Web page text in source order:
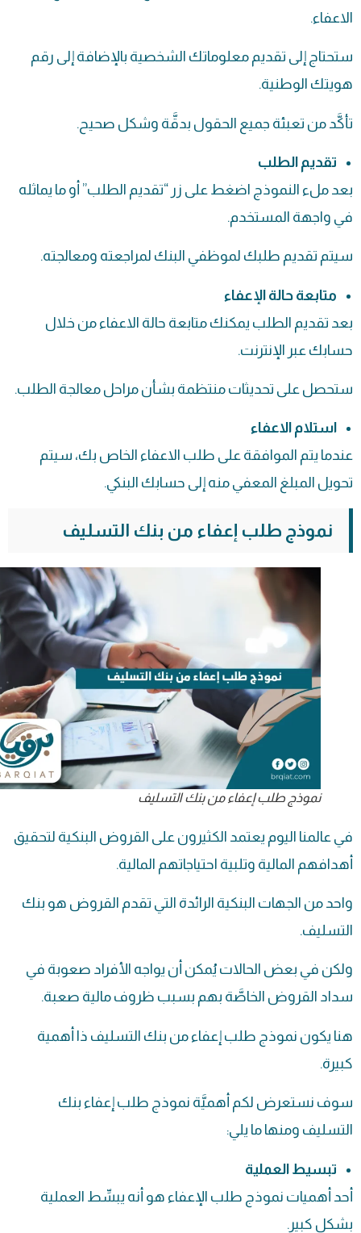
الاعفاء.
ستحتاج إلى تقديم معلوماتك الشخصية بالإضافة إلى رقم
هويتك الوطنية.
تأكَّد من تعبئة جميع الحقول بدقَّة وشكل صحيح.
تقديم الطلب
بعد ملء النموذج اضغط على زر “تقديم الطلب” أو ما يماثله
في واجهة المستخدم.
سيتم تقديم طلبك لموظفي البنك لمراجعته ومعالجته.
متابعة حالة الإعفاء
بعد تقديم الطلب يمكنك متابعة حالة الاعفاء من خلال
حسابك عبر الإنترنت.
ستحصل على تحديثات منتظمة بشأن مراحل معالجة الطلب.
استلام الاعفاء
عندما يتم الموافقة على طلب الاعفاء الخاص بك، سيتم
تحويل المبلغ المعفي منه إلى حسابك البنكي.
نموذج طلب إعفاء من بنك التسليف
نموذج طلب إعفاء من بنك التسليف
في عالمنا اليوم يعتمد الكثيرون على القروض البنكية لتحقيق
أهدافهم المالية وتلبية احتياجاتهم المالية.
واحد من الجهات البنكية الرائدة التي تقدم القروض هو بنك
التسليف.
ولكن في بعض الحالات يُمكن أن يواجه الأفراد صعوبة في
سداد القروض الخاصَّة بهم بسبب ظروف مالية صعبة.
هنا يكون نموذج طلب إعفاء من بنك التسليف ذا أهمية
كبيرة.
سوف نستعرض لكم أهميَّة نموذج طلب إعفاء بنك
التسليف ومنها ما يلي:
تبسيط العملية
أحد أهميات نموذج طلب الإعفاء هو أنه يبسِّط العملية
بشكل كبير.